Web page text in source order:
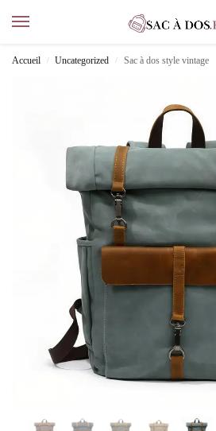
Accueil / Uncategorized / Sac à dos style vintage